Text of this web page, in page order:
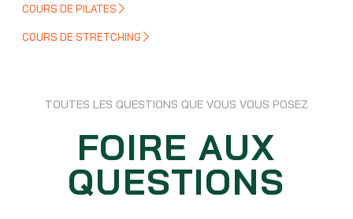
COURS DE PILATES
COURS DE STRETCHING
TOUTES LES QUESTIONS QUE VOUS VOUS POSEZ
FOIRE AUX
QUESTIONS